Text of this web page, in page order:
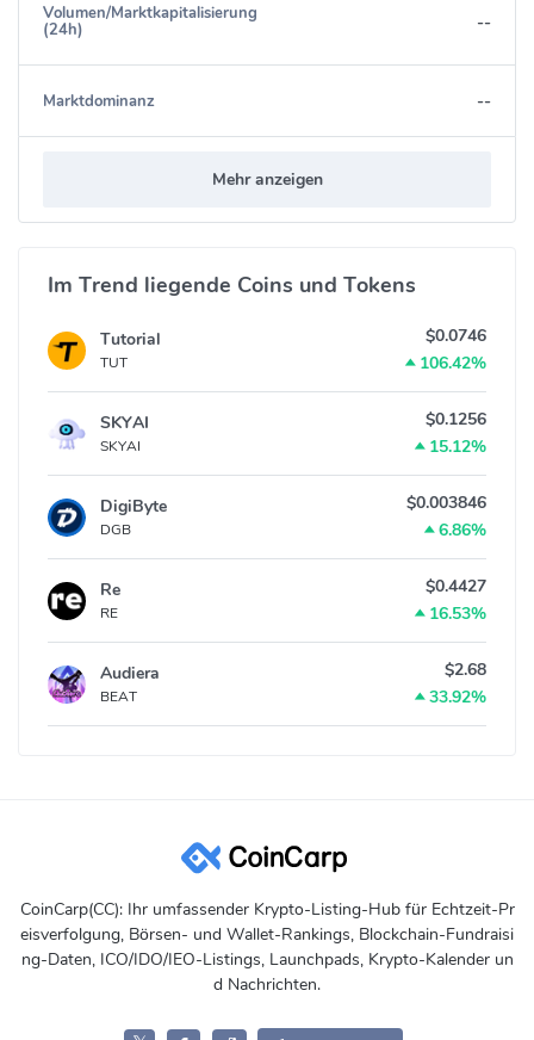
Volumen/Marktkapitalisierung
(24h) --
Marktdominanz --
Mehr anzeigen
Im Trend liegende Coins und Tokens
Tutorial
TUT
$0.0746
106.42%
SKYAI
SKYAI
$0.1256
15.12%
DigiByte
DGB
$0.003846
6.86%
Re
RE
$0.4427
16.53%
Audiera
BEAT
$2.68
33.92%
CoinCarp(CC): Ihr umfassender Krypto-Listing-Hub für Echtzeit-Pr
eisverfolgung, Börsen- und Wallet-Rankings, Blockchain-Fundraisi
ng-Daten, ICO/IDO/IEO-Listings, Launchpads, Krypto-Kalender un
d Nachrichten.